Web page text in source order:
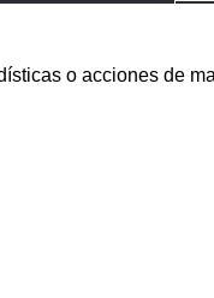
o acciones de